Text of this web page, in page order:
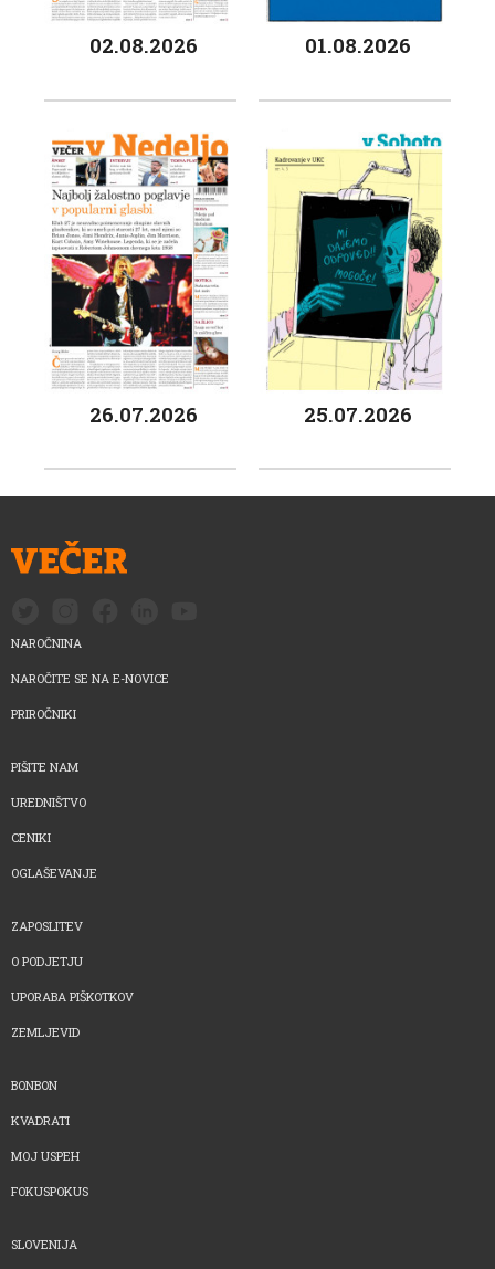
02.08.2026 01.08.2026
26.07.2026 25.07.2026
NAROČNINA
NAROČITE SE NA E-NOVICE
PRIROČNIKI
PIŠITE NAM
UREDNIŠTVO
CENIKI
OGLAŠEVANJE
ZAPOSLITEV
O PODJETJU
UPORABA PIŠKOTKOV
ZEMLJEVID
BONBON
KVADRATI
MOJ USPEH
FOKUSPOKUS
SLOVENIJA